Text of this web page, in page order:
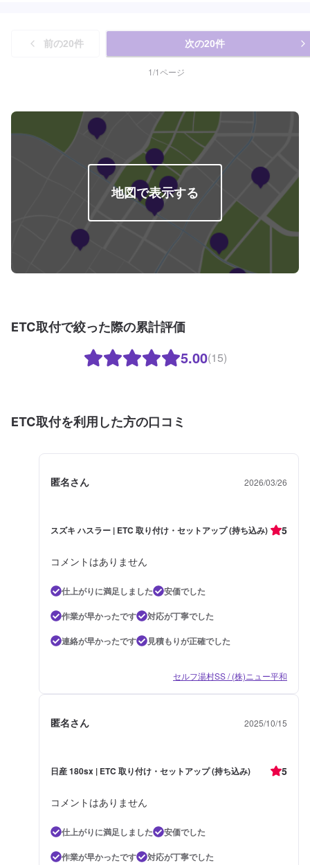
前の20件 次の20件
1/1ページ
地図で表示する
ETC取付で絞った際の累計評価
5.00(15)
ETC取付を利用した方の口コミ
匿名さん 2026/03/26
スズキ ハスラー | ETC 取り付け・セットアップ (持ち込み) 5
コメントはありません
仕上がりに満足しました
安価でした
作業が早かったです
対応が丁寧でした
連絡が早かったです
見積もりが正確でした
セルフ湯村SS / (株)ニュー平和
匿名さん 2025/10/15
日産 180sx | ETC 取り付け・セットアップ (持ち込み) 5
コメントはありません
仕上がりに満足しました
安価でした
作業が早かったです
対応が丁寧でした